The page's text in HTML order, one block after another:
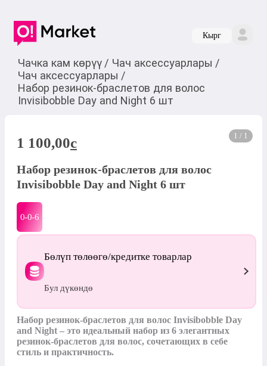
Кырг
Чачка кам көрүү / Чач аксессуарлары /
Чач аксессуарлары /
Набор резинок-браслетов для волос
Invisibobble Day and Night 6 шт
1 / 1
1 100,00c
Набор резинок-браслетов для волос
Invisibobble Day and Night 6 шт
0-0-6
Бөлүп төлөөгө/кредитке товарлар
Бул дүкөндө
Набор резинок-браслетов для волос Invisibobble Day
and Night – это идеальный набор из 6 элегантных
резинок-браслетов для волос, сочетающих в себе
стиль и практичность.